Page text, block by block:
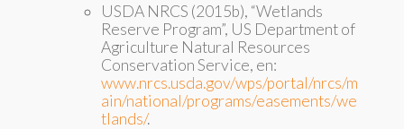
USDA NRCS (2015b), “Wetlands
Reserve Program”, US Department of
Agriculture Natural Resources
Conservation Service, en:
www.nrcs.usda.gov/wps/portal/nrcs/m
ain/national/programs/easements/we
tlands/.